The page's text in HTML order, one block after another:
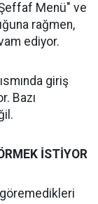
Menü" ve
rağmen,
ediyor.
giriş
Bazı
İSTİYOR